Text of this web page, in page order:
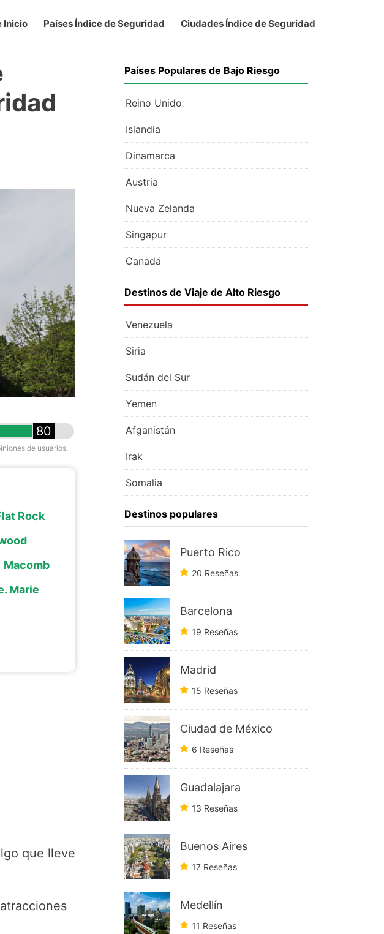
Inicio Países Índice de Seguridad Ciudades Índice de Seguridad
80
de usuarios.
Rock
Macomb
Marie
que lleve
Países Populares de Bajo Riesgo
Reino Unido
Islandia
Dinamarca
Austria
Nueva Zelanda
Singapur
Canadá
Destinos de Viaje de Alto Riesgo
Venezuela
Siria
Sudán del Sur
Yemen
Afganistán
Irak
Somalia
Destinos populares
Puerto Rico
20 Reseñas
Barcelona
19 Reseñas
Madrid
15 Reseñas
Ciudad de México
6 Reseñas
Guadalajara
13 Reseñas
Buenos Aires
17 Reseñas
Medellín
11 Reseñas